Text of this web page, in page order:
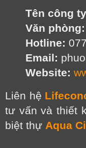
Tên công
Văn phòng:
Hotline:
Email:
Website:
Liên hệ
tư vấn và thiết
biệt thự Aqua